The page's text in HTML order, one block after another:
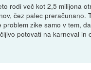
rodi več kot 2,5 milijona
čez palec preračunano.
problem zike samo v tem,
potovati na karneval in